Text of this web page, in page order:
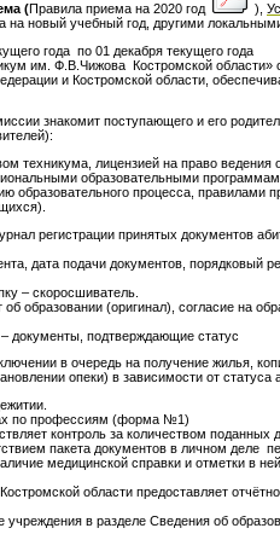
(Правила приема на 2020 год ),
новый учебный год, другими
года по 01 декабря текущего года
им. Ф.В.Чижова Костромской области»
и Костромской области,
знакомит поступающего и его
лицензией на право ведения
образовательными
образовательного процесса, правилами
регистрации принятых документов
дата подачи документов, порядковый
– скоросшиватель.
образовании (оригинал), согласие на
документы, подтверждающие статус
в очередь на получение жилья,
опеки) в зависимости от статуса
по профессиям (форма №1)
контроль за количеством
пакета документов в личном деле
медицинской справки и отметки в
области предоставляет
в разделе Сведения об